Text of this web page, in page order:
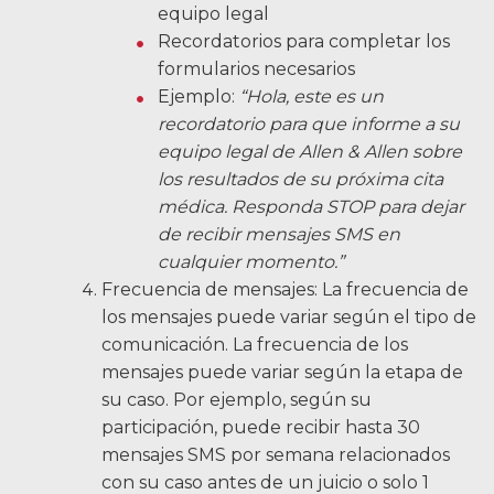
equipo legal
Recordatorios para completar los
formularios necesarios
Ejemplo: “Hola, este es un
recordatorio para que informe a su
equipo legal de Allen & Allen sobre
los resultados de su próxima cita
médica. Responda STOP para dejar
de recibir mensajes SMS en
cualquier momento.”
Frecuencia de mensajes: La frecuencia de
los mensajes puede variar según el tipo de
comunicación. La frecuencia de los
mensajes puede variar según la etapa de
su caso. Por ejemplo, según su
participación, puede recibir hasta 30
mensajes SMS por semana relacionados
con su caso antes de un juicio o solo 1